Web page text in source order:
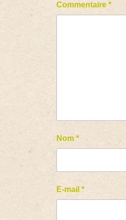
Commentaire*
Nom*
E-mail*